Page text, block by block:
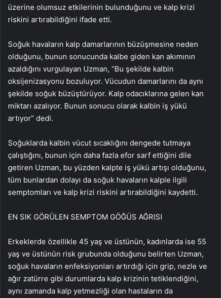
üzerine olumsuz etkilerinin bulunduğunu ve kalp krizi
riskini artırabildiğini ifade etti.
Soğuk havaların kalp damarlarının büzüşmesine neden
olduğunu, bunun sonucunda kalbe giden kan akımının
azaldığını vurgulayan Uzman, “Bu şekilde kalbin
oksijenizasyonu bozuluyor. Vücudun damarlarını da aynı
şekilde soğuk büzüştürüyor. Kalp odacıklarına gelen kan
miktarı azalıyor. Bunun sonucu olarak kalbin iş yükü
artıyor” dedi.
Soğuklarda kalbin vücut sıcaklığını dengede tutmaya
çalıştığını, bunun için daha fazla efor sarf ettiğini dile
getiren Uzman, bu yüzden kalpte iş yükü artışı olduğunu,
tüm bunlardan dolayı da soğuk havaların kalple ilgili
semptomları ve kalp krizi riskini artırabildiğini kaydetti.
EN SIK GÖRÜLEN SEMPTOM GÖĞÜS AĞRISI
Erkeklerde özellikle 45 yaş ve üstünün, kadınlarda ise 55
yaş ve üstünün risk grubunda olduğunu belirten Uzman,
soğuk havaların enfeksiyonları artırdığı için grip, nezle ve
ağır zatürre gibi durumlarda kalp krizinin tetiklendiğini,
aynı zamanda kalp yetmezliği olan hastaların da